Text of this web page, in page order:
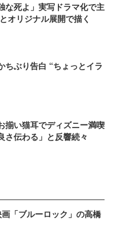
な死よ」実写ドラマ化で主
オリジナル展開で描く
ちぶり告白 “ちょっとイラ
揃い猫耳でディズニー満喫
さ伝わる」と反響続々
「ブルーロック」の高橋